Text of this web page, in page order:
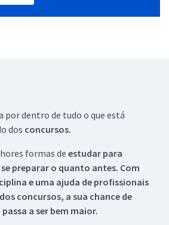
por dentro de tudo o que está
dos concursos.
formas de estudar para
preparar o quanto antes. Com
e uma ajuda de profissionais
concursos, a sua chance de
a ser bem maior.